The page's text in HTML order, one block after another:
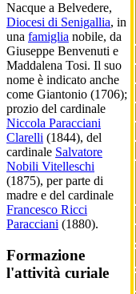
Nacque a Belvedere,
Diocesi di Senigallia, in
una famiglia nobile, da
Giuseppe Benvenuti e
Maddalena Tosi. Il suo
nome è indicato anche
come Giantonio (1706);
prozio del cardinale
Niccola Paracciani
Clarelli (1844), del
cardinale Salvatore
Nobili Vitelleschi
(1875), per parte di
madre e del cardinale
Francesco Ricci
Paracciani (1880).
Formazione
l'attività curiale